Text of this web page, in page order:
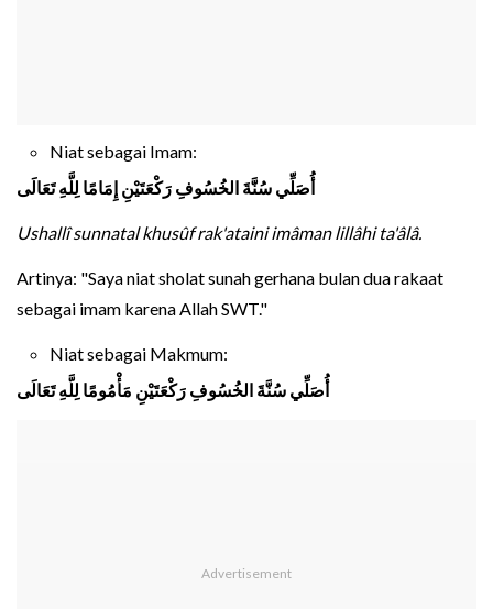
Niat sebagai Imam:
أُصَلِّي سُنَّةَ الخُسُوفِ رَكْعَتَيْنِ إِمَامًا لِلَّهِ تَعَالَى
Ushallî sunnatal khusûf rak'ataini imâman lillâhi ta'âlâ.
Artinya: "Saya niat sholat sunah gerhana bulan dua rakaat
sebagai imam karena Allah SWT."
Niat sebagai Makmum:
أُصَلِّي سُنَّةَ الخُسُوفِ رَكْعَتَيْنِ مَأْمُومًا لِلَّهِ تَعَالَى